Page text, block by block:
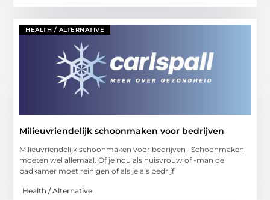
HEALTH / ALTERNATIVE
Milieuvriendelijk schoonmaken voor bedrijven
Milieuvriendelijk schoonmaken voor bedrijven Schoonmaken
moeten wel allemaal. Of je nou als huisvrouw of -man de
badkamer moet reinigen of als je als bedrijf
Health / Alternative